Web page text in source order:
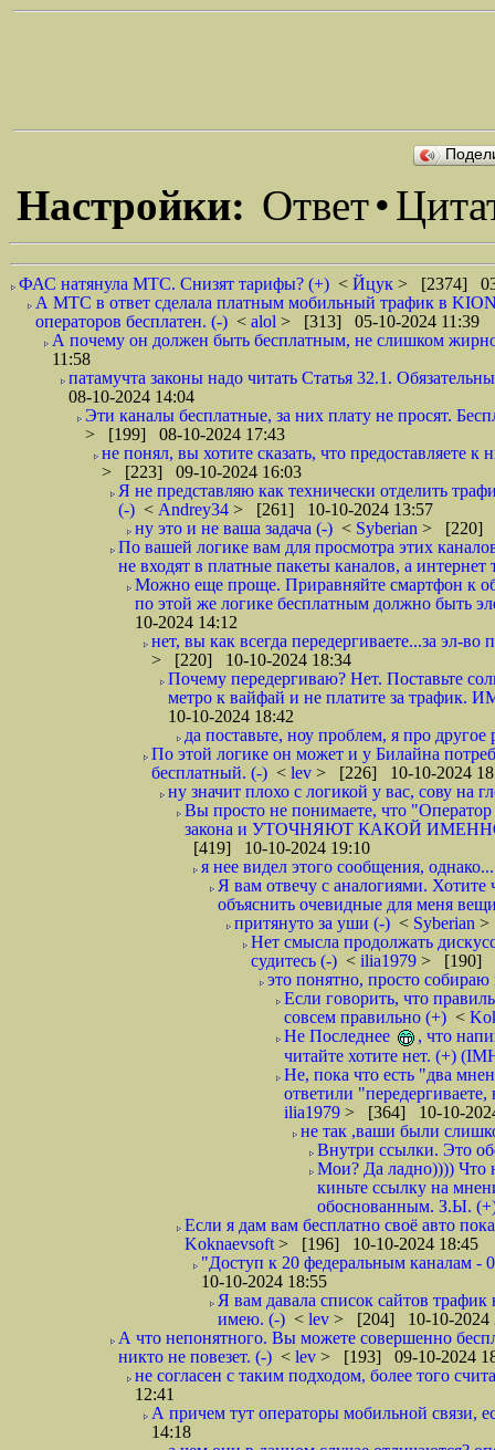
Настройки: Ответ•
ФАС натянула МТС. Снизят тарифы? (+) < Йцук > [2374]
А МТС в ответ сделала платным мобильный трафик в
операторов бесплатен. (-) < alol > [313] 05-10-2024 11:39
А почему он должен быть бесплатным, не слишком
11:58
патамучта законы надо читать Статья 32.1.
08-10-2024 14:04
Эти каналы бесплатные, за них плату не просят.
> [199] 08-10-2024 17:43
не понял, вы хотите сказать, что предоставляете
> [223] 09-10-2024 16:03
Я не представляю как технически отделить
(-) < Andrey34 > [261] 10-10-2024 13:57
ну это и не ваша задача (-) < Syberian > [220]
По вашей логике вам для просмотра этих
не входят в платные пакеты каналов, а интернет
Можно еще проще. Приравняйте смартфон к
по этой же логике бесплатным должно быть
10-2024 14:12
нет, вы как всегда передергиваете...за эл-
> [220] 10-10-2024 18:34
Почему передергиваю? Нет. Поставьте
метро к вайфай и не платите за трафик.
10-10-2024 18:42
да поставьте, ноу проблем, я про другое
По этой логике он может и у Билайна
бесплатный. (-) < lev > [226] 10-10-2024
ну значит плохо с логикой у вас, сову на
Вы просто не понимаете, что
закона и УТОЧНЯЮТ КАКОЙ ИМЕННО
[419] 10-10-2024 19:10
я нее видел этого сообщения,
Я вам отвечу с аналогиями. Хотите
объяснить очевидные для меня
притянуто за уши (-) < Syberian >
Нет смысла продолжать
судитесь (-) < ilia1979 > [190]
это понятно, просто
Если говорить, что
совсем правильно (+) <
Не Последнее
, что
читайте хотите нет. (+)
Не, пока что есть "два
ответили
ilia1979 > [364] 10-10-
не так ,ваши были
Внутри ссылки. Это
Мои? Да ладно)))) Что
киньте ссылку на
обоснованным. З.Ы.
Если я дам вам бесплатно своё авто
Koknaevsoft > [196] 10-10-2024 18:45
"Доступ к 20 федеральным каналам -
10-10-2024 18:55
Я вам давала список сайтов
имею. (-) < lev > [204] 10-10-2024
А что непонятного. Вы можете совершенно
никто не повезет. (-) < lev > [193] 09-10-2024
не согласен с таким подходом, более того
12:41
А причем тут операторы мобильной связи,
14:18